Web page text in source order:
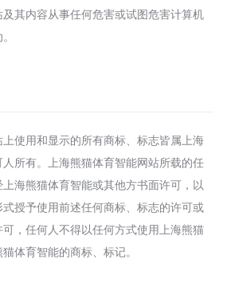
其内容从事任何危害或试图危害计算机
使用和显示的所有商标、标志皆属上海
所有。上海熊猫体育智能网站所载的任
海熊猫体育智能或其他方书面许可，以
授予使用前述任何商标、标志的许可或
，任何人不得以任何方式使用上海熊猫
体育智能的商标、标记。